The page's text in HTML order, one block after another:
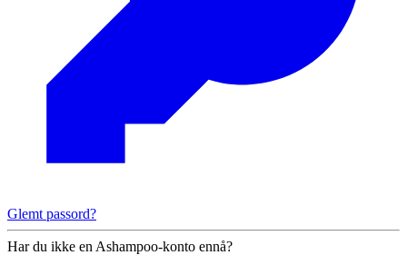
Glemt passord?
Har du ikke en Ashampoo-konto ennå?